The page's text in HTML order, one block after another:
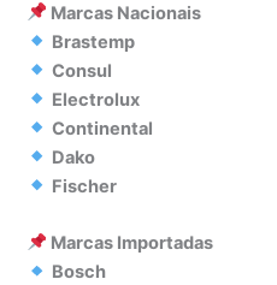
Marcas Nacionais
Brastemp
Consul
Electrolux
Continental
Dako
Fischer
Marcas Importadas
Bosch